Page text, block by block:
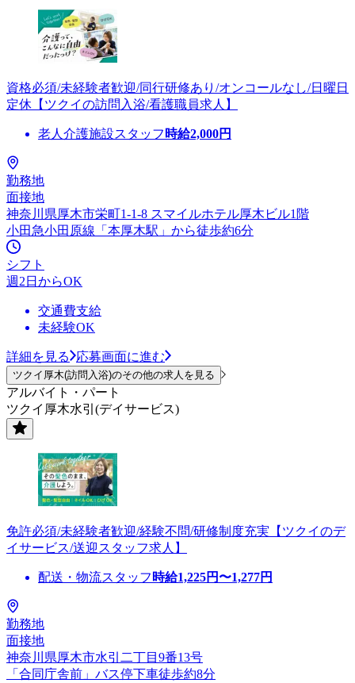
資格必須/未経験者歓迎/同行研修あり/オンコールなし/日曜日
定休【ツクイの訪問入浴/看護職員求人】
老人介護施設スタッフ 時給2,000円
勤務地
面接地
神奈川県厚木市栄町1-1-8 スマイルホテル厚木ビル1階
小田急小田原線「本厚木駅」から徒歩約6分
シフト
週2日からOK
交通費支給
未経験OK
詳細を見る 応募画面に進む
ツクイ厚木(訪問入浴)のその他の求人を見る
アルバイト・パート
ツクイ厚木水引(デイサービス)
免許必須/未経験者歓迎/経験不問/研修制度充実【ツクイのデ
イサービス/送迎スタッフ求人】
配送・物流スタッフ 時給1,225円〜1,277円
勤務地
面接地
神奈川県厚木市水引二丁目9番13号
「合同庁舎前」バス停下車徒歩約8分